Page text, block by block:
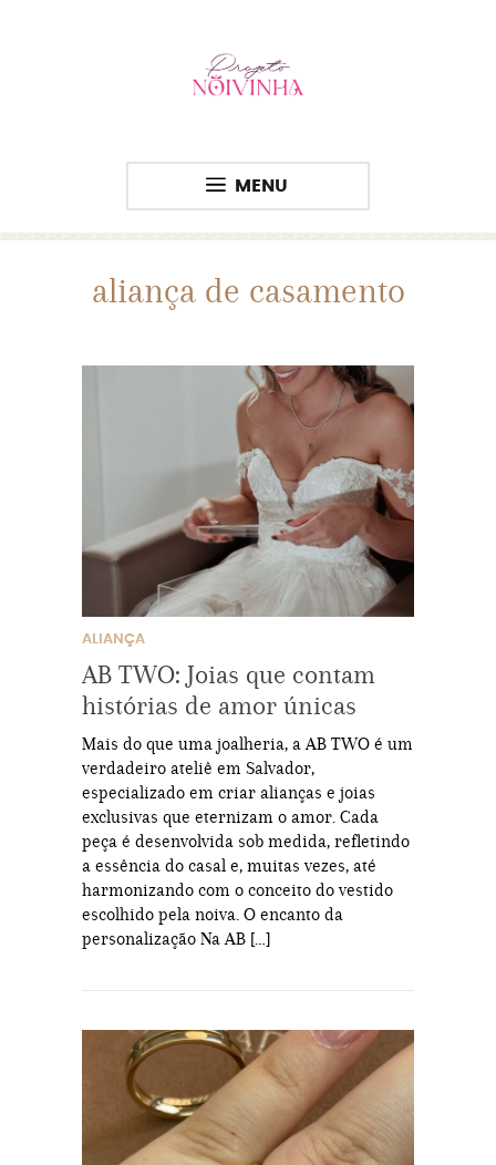
MENU
aliança de casamento
ALIANÇA
AB TWO: Joias que contam
histórias de amor únicas
Mais do que uma joalheria, a AB TWO é um
verdadeiro ateliê em Salvador,
especializado em criar alianças e joias
exclusivas que eternizam o amor. Cada
peça é desenvolvida sob medida, refletindo
a essência do casal e, muitas vezes, até
harmonizando com o conceito do vestido
escolhido pela noiva. O encanto da
personalização Na AB […]